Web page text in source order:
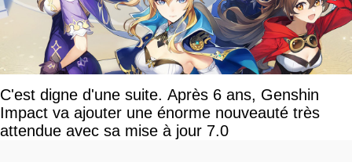
C'est digne d'une suite. Après 6 ans, Genshin
Impact va ajouter une énorme nouveauté très
attendue avec sa mise à jour 7.0